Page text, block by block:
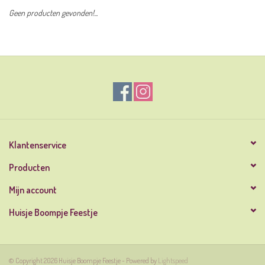
Geen producten gevonden!...
Klantenservice
Producten
Mijn account
Huisje Boompje Feestje
© Copyright 2026 Huisje Boompje Feestje - Powered by Lightspeed